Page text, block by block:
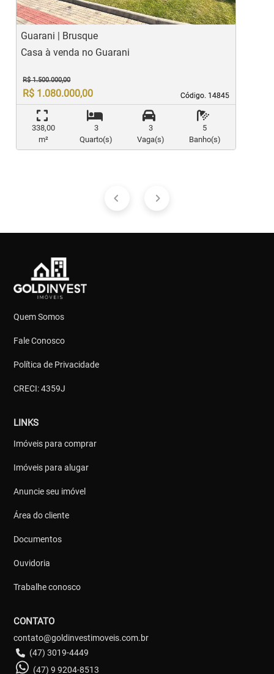
Guarani | Brusque
Código. 14845
Código. 14845
Casa à venda no Guarani
R$ 1.500.000,00
R$ 1.080.000,00
338,00
m²
3
Quarto(s)
3
Vaga(s)
5
Banho(s)
Quem Somos
Fale Conosco
Política de Privacidade
CRECI: 4359J
LINKS
Imóveis para comprar
Imóveis para alugar
Anuncie seu imóvel
Área do cliente
Documentos
Ouvidoria
Trabalhe conosco
CONTATO
contato@goldinvestimoveis.com.br
(47) 3019-4449
(47) 9 9204-8513